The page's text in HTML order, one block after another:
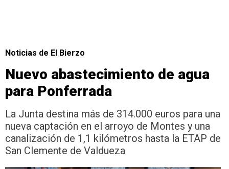
Noticias de El Bierzo
Nuevo abastecimiento de agua
para Ponferrada
La Junta destina más de 314.000 euros para una
nueva captación en el arroyo de Montes y una
canalización de 1,1 kilómetros hasta la ETAP de
San Clemente de Valdueza